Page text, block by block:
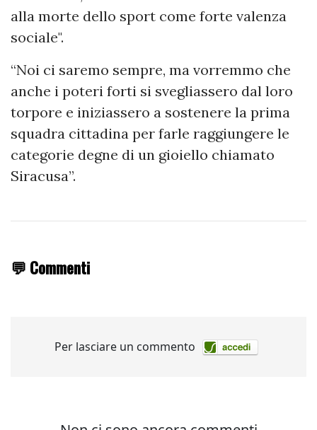
alla morte dello sport come forte valenza
sociale".
“Noi ci saremo sempre, ma vorremmo che
anche i poteri forti si svegliassero dal loro
torpore e iniziassero a sostenere la prima
squadra cittadina per farle raggiungere le
categorie degne di un gioiello chiamato
Siracusa”.
💬 Commenti